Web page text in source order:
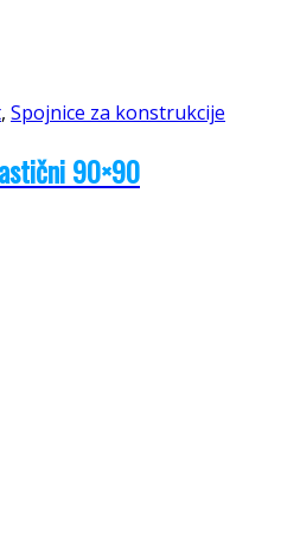
, Spojnice za konstrukcije
90×90